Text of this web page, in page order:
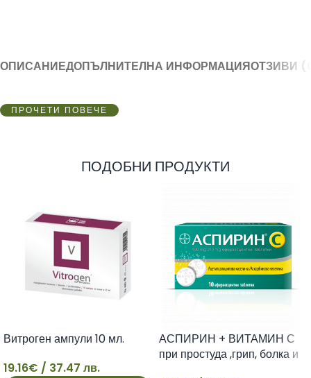
ОПИСАНИЕДОПЪЛНИТЕЛНА ИНФОРМАЦИЯОТЗИВИ
ПРОЧЕТИ ПОВЕЧЕ
ПОДОБНИ ПРОДУКТИ
Витроген ампули 10 мл.
19.16€ / 37.47 лв.
АСПИРИН + ВИТАМИН С
при простуда ,грип, болка и